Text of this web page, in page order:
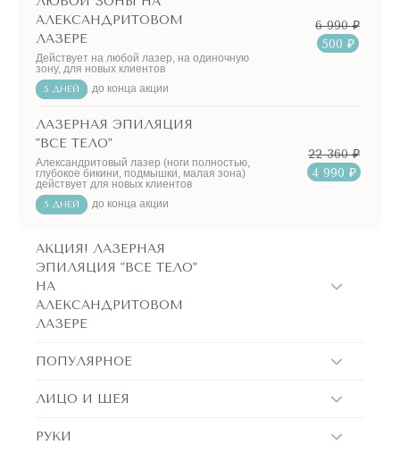
АЛЕКСАНДРИТОВОМ
ЛАЗЕРЕ
Действует на любой лазер, на одиночную
зону, для новых клиентов
5 ДНЕЙ до конца акции
6 990 ₽
500 ₽
ЛАЗЕРНАЯ ЭПИЛЯЦИЯ
"ВСЕ ТЕЛО"
Александритовый лазер (ноги полностью,
глубокое бикини, подмышки, малая зона)
действует для новых клиентов
5 ДНЕЙ до конца акции
22 360 ₽
4 990 ₽
АКЦИЯ! ЛАЗЕРНАЯ
ЭПИЛЯЦИЯ "ВСЕ ТЕЛО"
НА
АЛЕКСАНДРИТОВОМ
ЛАЗЕРЕ
ПОПУЛЯРНОЕ
ЛИЦО И ШЕЯ
РУКИ